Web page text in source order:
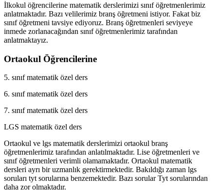
İlkokul öğrencilerine matematik derslerimizi sınıf öğretmenlerimiz
anlatmaktadır. Bazı velilerimiz branş öğretmeni istiyor. Fakat biz
sınıf öğretmeni tavsiye ediyoruz. Branş öğretmenleri seviyeye
inmede zorlanacağından sınıf öğretmenlerimiz tarafından
anlatmaktayız.
Ortaokul Öğrencilerine
5. sınıf matematik özel ders
6. sınıf matematik özel ders
7. sınıf matematik özel ders
LGS matematik özel ders
Ortaokul ve lgs matematik derslerimizi ortaokul branş
öğretmenlerimiz tarafından anlatılmaktadır. Lise öğretmenleri ve
sınıf öğretmenleri verimli olamamaktadır. Ortaokul matematik
dersleri ayrı bir uzmanlık gerektirmektedir. Bakıldığı zaman lgs
soruları tyt sorularına benzemektedir. Bazı sorular Tyt sorularından
daha zor olmaktadır.